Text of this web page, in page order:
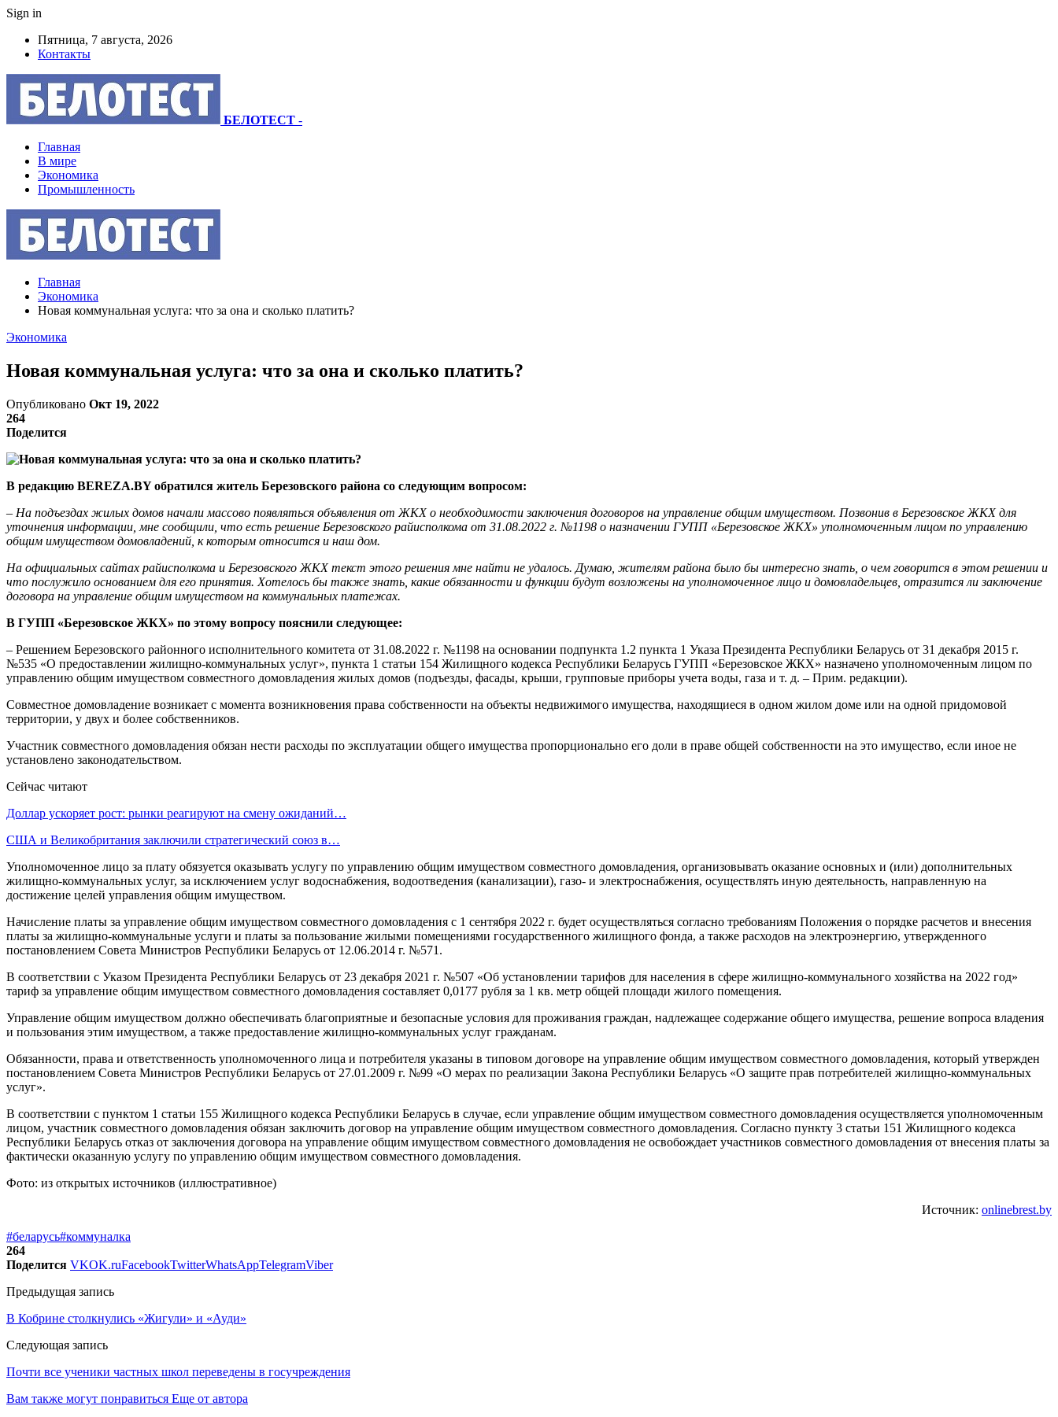
Sign in
Пятница, 7 августа, 2026
Контакты
БЕЛОТЕСТ -
Главная
В мире
Экономика
Промышленность
Главная
Экономика
Новая коммунальная услуга: что за она и сколько платить?
Экономика
Новая коммунальная услуга: что за она и сколько платить?
Опубликовано Окт 19, 2022
264
Поделится
В редакцию BEREZA.BY обратился житель Березовского района со следующим вопросом:
– На подъездах жилых домов начали массово появляться объявления от ЖКХ о необходимости заключения договоров на управление общим имуществом. Позвонив в Березовское ЖКХ для
уточнения информации, мне сообщили, что есть решение Березовского райисполкома от 31.08.2022 г. №1198 о назначении ГУПП «Березовское ЖКХ» уполномоченным лицом по управлению
общим имуществом домовладений, к которым относится и наш дом.
На официальных сайтах райисполкома и Березовского ЖКХ текст этого решения мне найти не удалось. Думаю, жителям района было бы интересно знать, о чем говорится в этом решении и
что послужило основанием для его принятия. Хотелось бы также знать, какие обязанности и функции будут возложены на уполномоченное лицо и домовладельцев, отразится ли заключение
договора на управление общим имуществом на коммунальных платежах.
В ГУПП «Березовское ЖКХ» по этому вопросу пояснили следующее:
– Решением Березовского районного исполнительного комитета от 31.08.2022 г. №1198 на основании подпункта 1.2 пункта 1 Указа Президента Республики Беларусь от 31 декабря 2015 г.
№535 «О предоставлении жилищно-коммунальных услуг», пункта 1 статьи 154 Жилищного кодекса Республики Беларусь ГУПП «Березовское ЖКХ» назначено уполномоченным лицом по
управлению общим имуществом совместного домовладения жилых домов (подъезды, фасады, крыши, групповые приборы учета воды, газа и т. д. – Прим. редакции).
Совместное домовладение возникает с момента возникновения права собственности на объекты недвижимого имущества, находящиеся в одном жилом доме или на одной придомовой
территории, у двух и более собственников.
Участник совместного домовладения обязан нести расходы по эксплуатации общего имущества пропорционально его доли в праве общей собственности на это имущество, если иное не
установлено законодательством.
Сейчас читают
Доллар ускоряет рост: рынки реагируют на смену ожиданий…
США и Великобритания заключили стратегический союз в…
Уполномоченное лицо за плату обязуется оказывать услугу по управлению общим имуществом совместного домовладения, организовывать оказание основных и (или) дополнительных
жилищно-коммунальных услуг, за исключением услуг водоснабжения, водоотведения (канализации), газо- и электроснабжения, осуществлять иную деятельность, направленную на
достижение целей управления общим имуществом.
Начисление платы за управление общим имуществом совместного домовладения с 1 сентября 2022 г. будет осуществляться согласно требованиям Положения о порядке расчетов и внесения
платы за жилищно-коммунальные услуги и платы за пользование жилыми помещениями государственного жилищного фонда, а также расходов на электроэнергию, утвержденного
постановлением Совета Министров Республики Беларусь от 12.06.2014 г. №571.
В соответствии с Указом Президента Республики Беларусь от 23 декабря 2021 г. №507 «Об установлении тарифов для населения в сфере жилищно-коммунального хозяйства на 2022 год»
тариф за управление общим имуществом совместного домовладения составляет 0,0177 рубля за 1 кв. метр общей площади жилого помещения.
Управление общим имуществом должно обеспечивать благоприятные и безопасные условия для проживания граждан, надлежащее содержание общего имущества, решение вопроса владения
и пользования этим имуществом, а также предоставление жилищно-коммунальных услуг гражданам.
Обязанности, права и ответственность уполномоченного лица и потребителя указаны в типовом договоре на управление общим имуществом совместного домовладения, который утвержден
постановлением Совета Министров Республики Беларусь от 27.01.2009 г. №99 «О мерах по реализации Закона Республики Беларусь «О защите прав потребителей жилищно-коммунальных
услуг».
В соответствии с пунктом 1 статьи 155 Жилищного кодекса Республики Беларусь в случае, если управление общим имуществом совместного домовладения осуществляется уполномоченным
лицом, участник совместного домовладения обязан заключить договор на управление общим имуществом совместного домовладения. Согласно пункту 3 статьи 151 Жилищного кодекса
Республики Беларусь отказ от заключения договора на управление общим имуществом совместного домовладения не освобождает участников совместного домовладения от внесения платы за
фактически оказанную услугу по управлению общим имуществом совместного домовладения.
Фото: из открытых источников (иллюстративное)
Источник: onlinebrest.by
#беларусь#коммуналка
264
Поделится VKOK.ruFacebookTwitterWhatsAppTelegramViber
Предыдущая запись
В Кобрине столкнулись «Жигули» и «Ауди»
Следующая запись
Почти все ученики частных школ переведены в госучреждения
Вам также могут понравиться Еще от автора